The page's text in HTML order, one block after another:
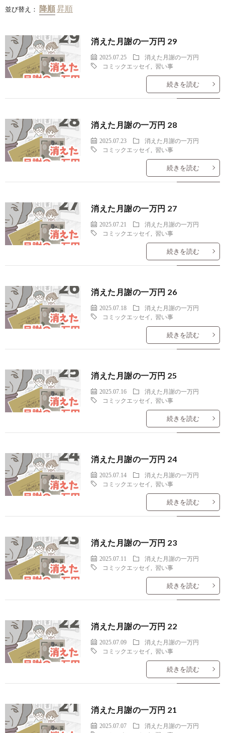
並び替え：
消えた月謝の一万円 29
2025.07.25
消えた月謝の一万円
コミックエッセイ
習い事
続きを読む
消えた月謝の一万円 28
2025.07.23
消えた月謝の一万円
コミックエッセイ
習い事
続きを読む
消えた月謝の一万円 27
2025.07.21
消えた月謝の一万円
コミックエッセイ
習い事
続きを読む
消えた月謝の一万円 26
2025.07.18
消えた月謝の一万円
コミックエッセイ
習い事
続きを読む
消えた月謝の一万円 25
2025.07.16
消えた月謝の一万円
コミックエッセイ
習い事
続きを読む
消えた月謝の一万円 24
2025.07.14
消えた月謝の一万円
コミックエッセイ
習い事
続きを読む
消えた月謝の一万円 23
2025.07.11
消えた月謝の一万円
コミックエッセイ
習い事
続きを読む
消えた月謝の一万円 22
2025.07.09
消えた月謝の一万円
コミックエッセイ
習い事
続きを読む
消えた月謝の一万円 21
2025.07.07
消えた月謝の一万円